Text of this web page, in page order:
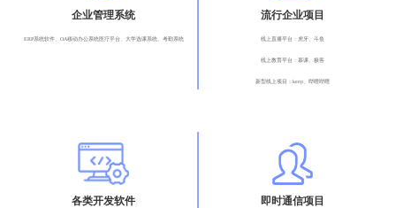
企业管理系统
ERP系统软件、OA移动办公系统医疗平台、大学选课系统、考勤系统
流行企业项目
线上直播平台：虎牙、斗鱼
线上教育平台：慕课、极客
新型线上项目：keep、哔哩哔哩
各类开发软件 即时通信项目